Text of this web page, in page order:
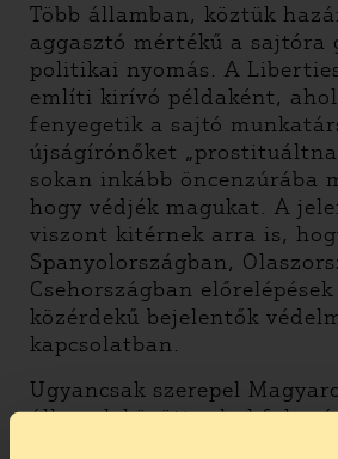
Több államban, köztük
aggasztó mértékű a sajtóra
politikai nyomás. A
említi kirívó példaként, ahol
fenyegetik a sajtó
újságírónőket
sokan inkább öncenzúrába
hogy védjék magukat. A
viszont kitérnek arra is,
Spanyolországban,
Csehországban
közérdekű bejelentők
kapcsolatban.
Ugyancsak szerepel
államok között, ahol
gyülekezés szabadságának